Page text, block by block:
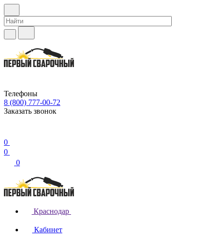
Телефоны
8 (800) 777-00-72
Заказать звонок
0
0
0
Краснодар
Кабинет